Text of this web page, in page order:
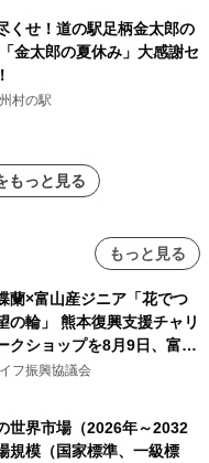
くせ！道の駅足柄金太郎の
金太郎の夏休み」大感謝セ
村の駅
もっと見る
もっと見る
蘭×富山産ジニア「花でつ
の輪」 熊本復興支援チャリ
クショップを8月9日、富
開催
フ振興協議会
世界市場（2026年～2032
規模（国家標準、一級標